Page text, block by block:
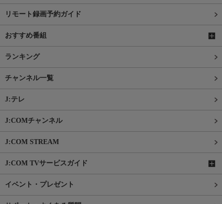
リモート録画予約ガイド
おすすめ番組
ランキング
チャンネル一覧
J:テレ
J:COMチャンネル
J:COM STREAM
J:COM TVサービスガイド
イベント・プレゼント